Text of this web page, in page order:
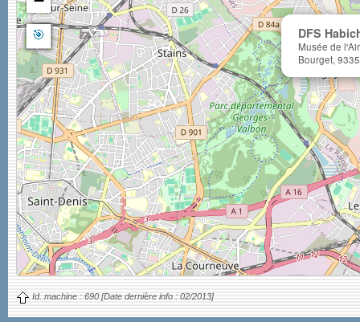
DFS
Musée de
Bourget,
🎯
Id. machine : 690 [Date dernière info : 02/2013]